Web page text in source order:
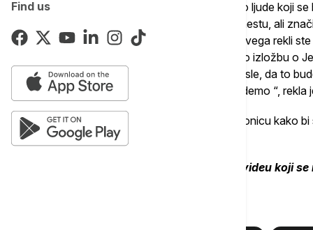
Find us“Znači nam pre svega priliku da upoznamo ljude koji
vidimo kako se te stvari rade na drugom mestu, ali
metodologiju rada koju je uključivala, pre svega rekli
počeli, znali smo da hoćemo da napravimo izložbu o
želimo da bude izložba i za decu i za odrasle, da to
generacija, ali nismo znali kako to da izvedemo “, rekla
Zbog toga su, kaže, pozvale decu na radionicu kako
oni predstavili jednu ovakvu izložbu.
Kommpletno gostovanje pogledajte u videu koji